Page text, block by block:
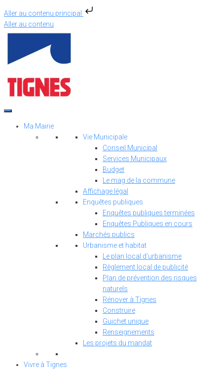
Aller au contenu principal
Aller au contenu
Ma Mairie
Vie Municipale
Conseil Municipal
Services Municipaux
Budget
Le mag de la commune
Affichage légal
Enquêtes publiques
Enquêtes publiques terminées
Enquêtes Publiques en cours
Marchés publics
Urbanisme et habitat
Le plan local d’urbanisme
Règlement local de publicité
Plan de prévention des risques
naturels
Rénover à Tignes
Construire
Guichet unique
Renseignements
Les projets du mandat
Vivre à Tignes